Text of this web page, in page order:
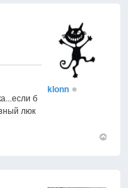
б
люк
klonn